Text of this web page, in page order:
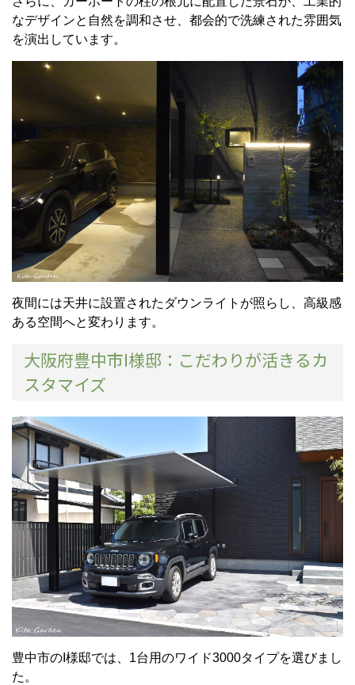
なデザインと自然を調和させ、都会的で洗練された雰囲気
を演出しています。
夜間には天井に設置されたダウンライトが照らし、高級感
ある空間へと変わります。
大阪府豊中市I様邸：こだわりが活きるカ
スタマイズ
豊中市のI様邸では、1台用のワイド3000タイプを選びまし
た。